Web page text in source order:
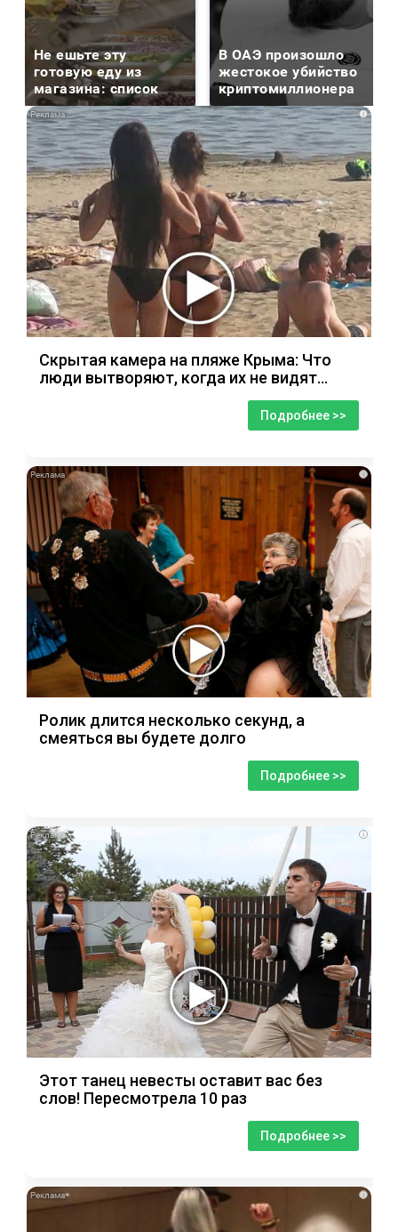
Не ешьте эту
готовую еду из
магазина: список
В ОАЭ произошло
жестокое убийство
криптомиллионера
i
Скрытая камера на пляже Крыма: Что
люди вытворяют, когда их не видят...
Подробнее >>
i
Ролик длится несколько секунд, а
смеяться вы будете долго
Подробнее >>
i
Этот танец невесты оставит вас без
слов! Пересмотрела 10 раз
Подробнее >>
i